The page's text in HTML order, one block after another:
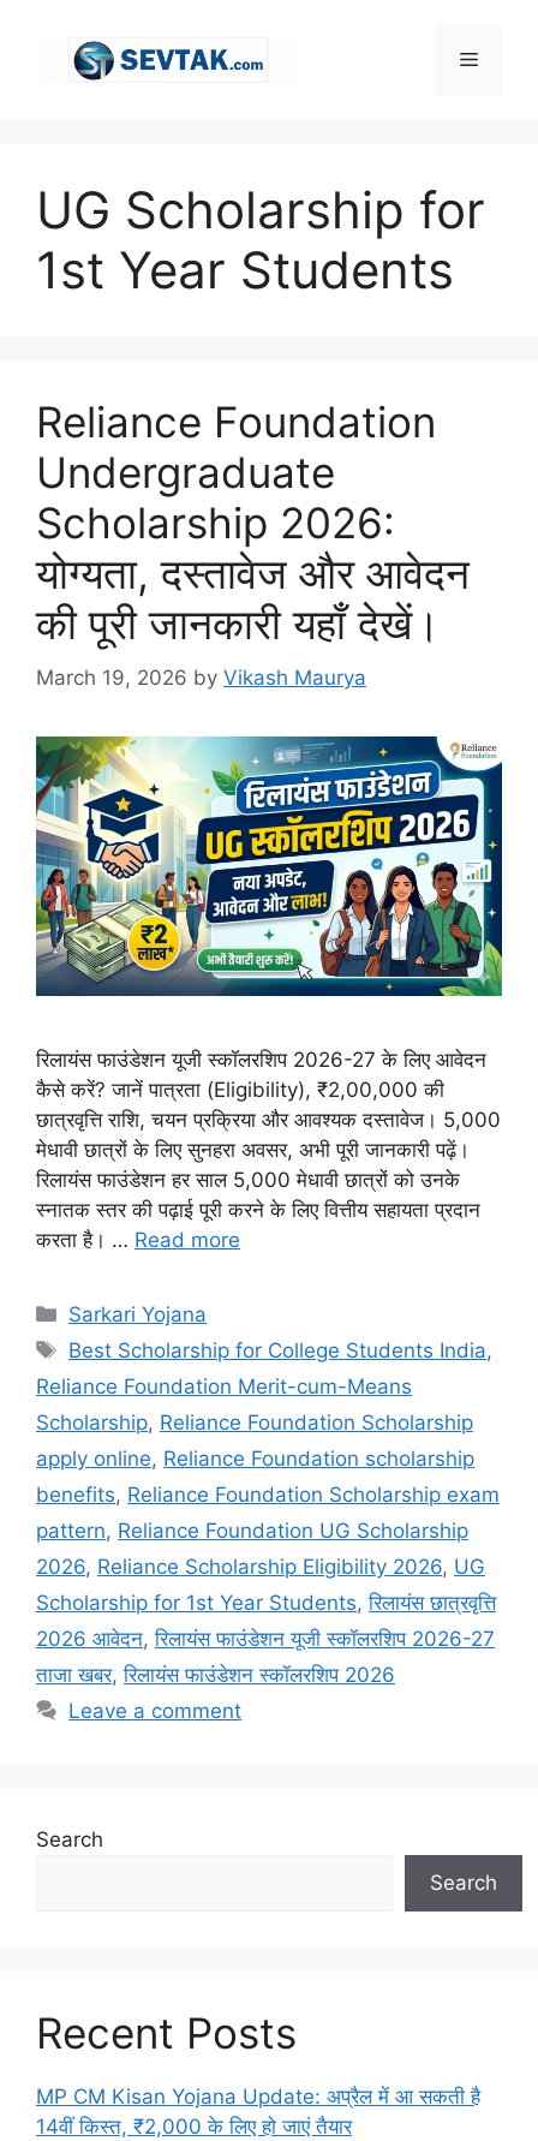
Menu
UG Scholarship for
1st Year Students
Reliance Foundation
Undergraduate
Scholarship 2026:
योग्यता, दस्तावेज और आवेदन
की पूरी जानकारी यहाँ देखें।
March 19, 2026 by Vikash Maurya
रिलायंस फाउंडेशन यूजी स्कॉलरशिप 2026-27 के लिए आवेदन
कैसे करें? जानें पात्रता (Eligibility), ₹2,00,000 की
छात्रवृत्ति राशि, चयन प्रक्रिया और आवश्यक दस्तावेज। 5,000
मेधावी छात्रों के लिए सुनहरा अवसर, अभी पूरी जानकारी पढ़ें।
रिलायंस फाउंडेशन हर साल 5,000 मेधावी छात्रों को उनके
स्नातक स्तर की पढ़ाई पूरी करने के लिए वित्तीय सहायता प्रदान
करता है। … Read more
Categories
Sarkari Yojana
Tags
Best Scholarship for College Students India,
Reliance Foundation Merit-cum-Means
Scholarship, Reliance Foundation Scholarship
apply online, Reliance Foundation scholarship
benefits, Reliance Foundation Scholarship exam
pattern, Reliance Foundation UG Scholarship
2026, Reliance Scholarship Eligibility 2026, UG
Scholarship for 1st Year Students,रिलायंस छात्रवृत्ति
2026 आवेदन,रिलायंस फाउंडेशन यूजी स्कॉलरशिप 2026-27
ताजा खबर,रिलायंस फाउंडेशन स्कॉलरशिप 2026
Leave a comment
Search
Search
Recent Posts
MP CM Kisan Yojana Update: अप्रैल में आ सकती है
14वीं किस्त, ₹2,000 के लिए हो जाएं तैयार